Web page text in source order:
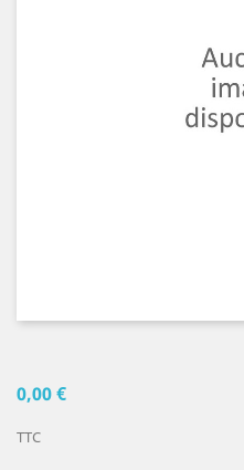
0,00 €
TTC